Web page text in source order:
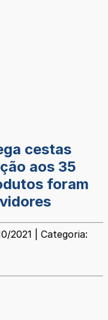
cestas
aos 35
foram
2021 | Categoria: